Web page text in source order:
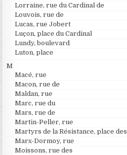
Lorraine, rue du Cardinal de
Louvois, rue de
Lucas, rue Jobert
Luçon, place du Cardinal
Lundy, boulevard
Luton, place
M
Macé, rue
Macon, rue de
Maldan, rue
Marc, rue du
Mars, rue de
Martin-Peller, rue
Martyrs de la Résistance, place des
Marx-Dormoy, rue
Moissons, rue des